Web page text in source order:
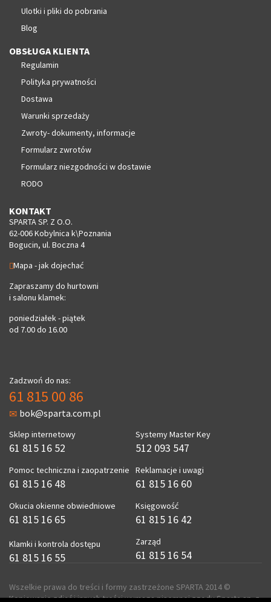
Ulotki i pliki do pobrania
Blog
OBSŁUGA KLIENTA
Regulamin
Polityka prywatności
Dostawa
Warunki sprzedaży
Zwroty- dokumenty, informacje
Formularz zwrotów
Formularz niezgodności w dostawie
RODO
KONTAKT
SPARTA SP. Z O.O.
62-006 Kobylnica k\Poznania
Bogucin, ul. Boczna 4
Mapa - jak dojechać
Zapraszamy do hurtowni
i salonu klamek:
poniedziałek - piątek
od 7.00 do 16.00
Zadzwoń do nas:
61 815 00 86
bok@sparta.com.pl
Sklep internetowy
61 815 16 52
Pomoc techniczna i zaopatrzenie
61 815 16 48
Okucia okienne obwiedniowe
61 815 16 65
Klamki i kontrola dostępu
61 815 16 55
Systemy Master Key
512 093 547
Reklamacje i uwagi
61 815 16 60
Księgowość
61 815 16 42
Zarząd
61 815 16 54
Wszelkie prawa do treści i formy zastrzeżone SPARTA 2014 ©
Kopiowanie zdjęć i innych treści wymaga pisemnej zgody Sparta sp. z